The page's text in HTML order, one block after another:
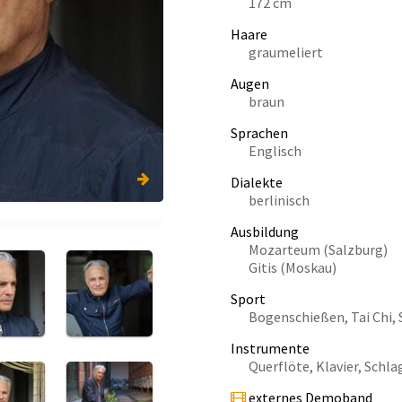
Haare
graumeliert
Augen
braun
Sprachen
Englisch
Dialekte
berlinisch
Ausbildung
Mozarteum (Salzburg)
Gitis (Moskau)
Sport
Bogenschießen, Tai
Instrumente
Querflöte, Klavier,
externes Demoband